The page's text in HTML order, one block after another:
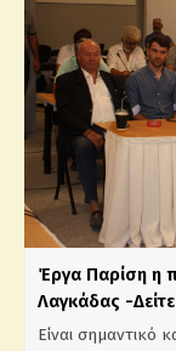
Έργα Παρίση η
Λαγκάδας -
Είναι σημαντικό